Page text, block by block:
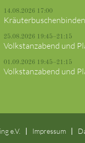
14.08.2026 17:00
Kräuterbuschenbinden
25.08.2026 19:45–21:15
Volkstanzabend und
01.09.2026 19:45–21:15
Volkstanzabend und
e.V. Impressum